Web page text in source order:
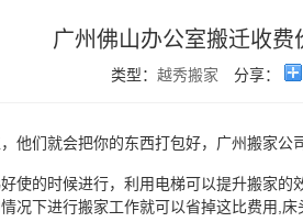
广州佛山办公室搬迁收费
类型： 越秀搬家 分享：
他们就会把你的东西打包好，广州搬家公
使的时候进行，利用电梯可以提升搬家
况下进行搬家工作就可以省掉这比费用,